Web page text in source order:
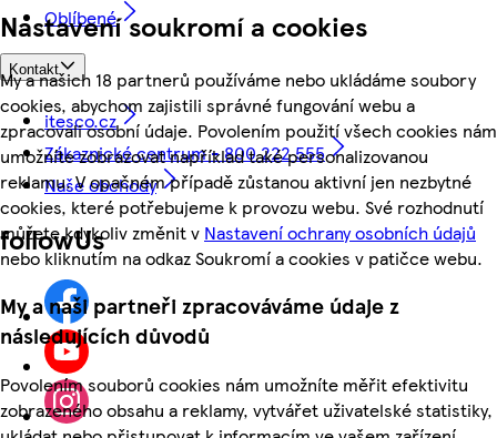
Nastavení soukromí a cookies
My a našich 18 partnerů používáme nebo ukládáme soubory
cookies, abychom zajistili správné fungování webu a
zpracovali osobní údaje. Povolením použití všech cookies nám
umožníte zobrazovat například také personalizovanou
reklamu. V opačném případě zůstanou aktivní jen nezbytné
cookies, které potřebujeme k provozu webu. Své rozhodnutí
můžete kdykoliv změnit v Nastavení ochrany osobních údajů
nebo kliknutím na odkaz Soukromí a cookies v patičce webu.
My a naši partneři zpracováváme údaje z
následujících důvodů
Povolením souborů cookies nám umožníte měřit efektivitu
zobrazeného obsahu a reklamy, vytvářet uživatelské statistiky,
Oblíbené
Kontakt
itesco.cz
Zákaznické centrum - 800 222 555
Naše obchody
followUs